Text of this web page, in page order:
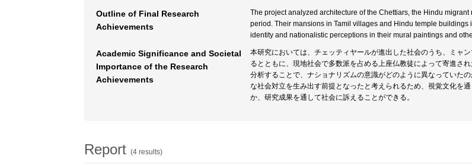
Outline of Final Research
Achievements
The project analyzed architecture of the Chettiars, the Hindu
period. Their mansions in Tamil villages and Hindu temple
identity and nationalistic perceptions in their mural paintings and
Academic Significance and Societal
Importance of the Research
Achievements
本研究においては、チェッティヤールが進出した社会のうち、ミャ
るとともに、現地社会で多数派を占める上座仏教徒によって寄進さ
分析することで、ナショナリズムの意識がどのように異なっていた
な社会対立を生み出す前提となったと考えられるため、視覚文化を
か、研究成果を通して社会に訴えることができる。
Report (4 results)